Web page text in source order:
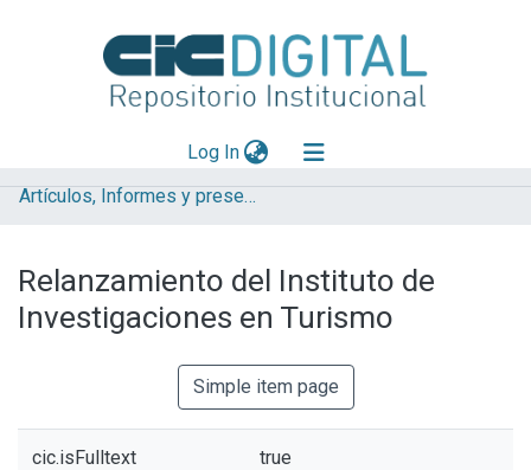
Log In(current)
Explorar
Aportar material
Artículos, Informes y presentaciones en Congresos LINTA
Relanzamiento del Instituto de
Investigaciones en Turismo
Simple item page
cic.isFulltext true